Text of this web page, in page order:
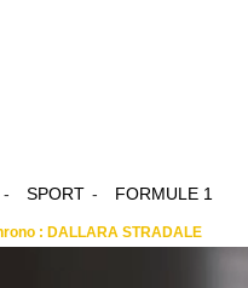
SPORT FORMULE 1